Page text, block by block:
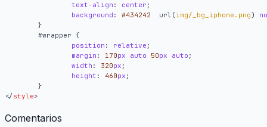
text-align : center ;
background : #434242 url (img/_bg_iphone.png)
}
#wrapper {
position : relative ;
margin : 170px auto 50px auto ;
width : 320px ;
height : 460px ;
}
</style>
Comentarios